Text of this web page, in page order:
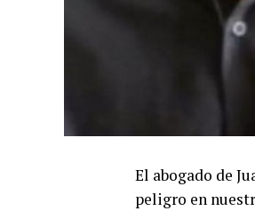
El abogado de
peligro en